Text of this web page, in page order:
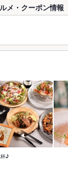
メ・クーポン情報
杯♪